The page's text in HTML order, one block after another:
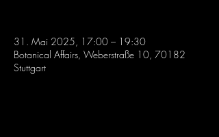
31. Mai 2025, 17:00 – 19:30
Botanical Affairs, Weberstraße 10, 70182
Stuttgart